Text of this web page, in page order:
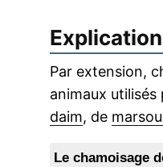
Par extension,
animaux
daim, de
Le chamoisage